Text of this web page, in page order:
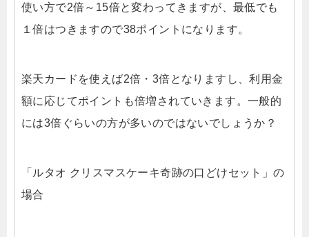
使い方で2倍～15倍と変わってきますが、最低でも
１倍はつきますので38ポイントになります。
楽天カードを使えば2倍・3倍となりますし、利用金
額に応じてポイントも倍増されていきます。一般的
には3倍ぐらいの方が多いのではないでしょうか？
「ルタオ クリスマスケーキ奇跡の口どけセット」の
場合